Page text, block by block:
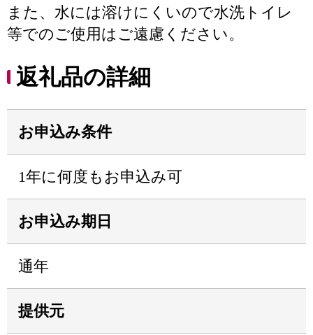
また、水には溶けにくいので水洗トイレ
等でのご使用はご遠慮ください。
返礼品の詳細
お申込み条件
1年に何度もお申込み可
お申込み期日
通年
提供元